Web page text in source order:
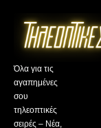
Όλα για τις
αγαπημένες
σου
τηλεοπτικές
σειρές – Νέα,